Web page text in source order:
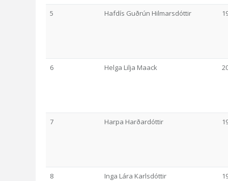
5 Hafdís Guðrún Hilmarsdóttir
6 Helga Lilja Maack
7 Harpa Harðardóttir
8 Inga Lára Karlsdóttir